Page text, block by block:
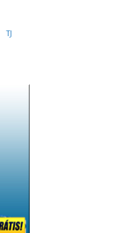
TJ